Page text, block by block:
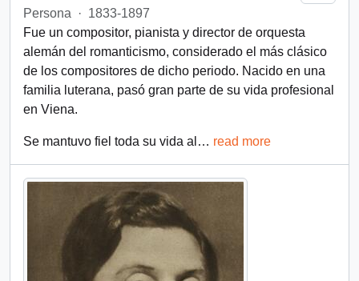
Persona
· 1833-1897
Fue un compositor, pianista y director de orquesta
alemán del romanticismo, considerado el más clásico
de los compositores de dicho periodo. Nacido en una
familia luterana, pasó gran parte de su vida profesional
en Viena.
Se mantuvo fiel toda su vida al … read more